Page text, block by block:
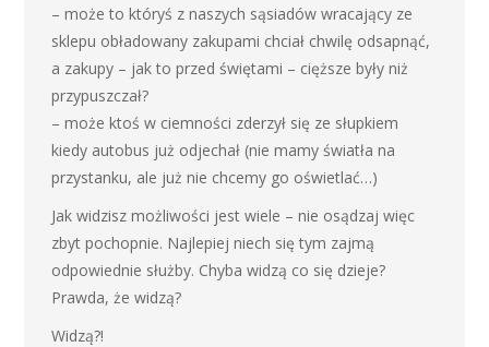
– może to któryś z naszych sąsiadów wracający ze
sklepu obładowany zakupami chciał chwilę odsapnąć,
a zakupy – jak to przed świętami – cięższe były niż
przypuszczał?
– może ktoś w ciemności zderzył się ze słupkiem
kiedy autobus już odjechał (nie mamy światła na
przystanku, ale już nie chcemy go oświetlać…)
Jak widzisz możliwości jest wiele – nie osądzaj więc
zbyt pochopnie. Najlepiej niech się tym zajmą
odpowiednie służby. Chyba widzą co się dzieje?
Prawda, że widzą?
Widzą?!